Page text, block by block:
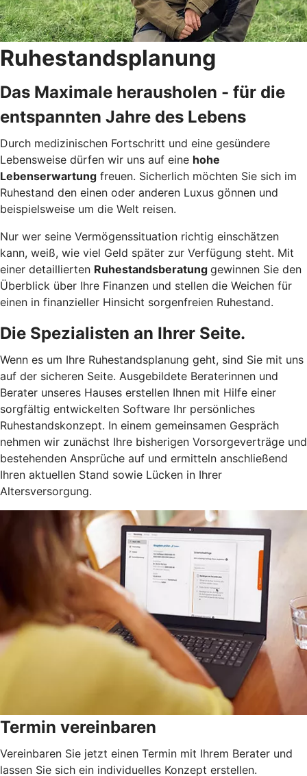
Ruhestandsplanung
Das Maximale herausholen - für die
entspannten Jahre des Lebens
Durch medizinischen Fortschritt und eine gesündere
Lebensweise dürfen wir uns auf eine hohe
Lebenserwartung freuen. Sicherlich möchten Sie sich im
Ruhestand den einen oder anderen Luxus gönnen und
beispielsweise um die Welt reisen.
Nur wer seine Vermögenssituation richtig einschätzen
kann, weiß, wie viel Geld später zur Verfügung steht. Mit
einer detaillierten Ruhestandsberatung gewinnen Sie den
Überblick über Ihre Finanzen und stellen die Weichen für
einen in finanzieller Hinsicht sorgenfreien Ruhestand.
Die Spezialisten an Ihrer Seite.
Wenn es um Ihre Ruhestandsplanung geht, sind Sie mit uns
auf der sicheren Seite. Ausgebildete Beraterinnen und
Berater unseres Hauses erstellen Ihnen mit Hilfe einer
sorgfältig entwickelten Software Ihr persönliches
Ruhestandskonzept. In einem gemeinsamen Gespräch
nehmen wir zunächst Ihre bisherigen Vorsorgeverträge und
bestehenden Ansprüche auf und ermitteln anschließend
Ihren aktuellen Stand sowie Lücken in Ihrer
Altersversorgung.
Termin vereinbaren
Vereinbaren Sie jetzt einen Termin mit Ihrem Berater und
lassen Sie sich ein individuelles Konzept erstellen.